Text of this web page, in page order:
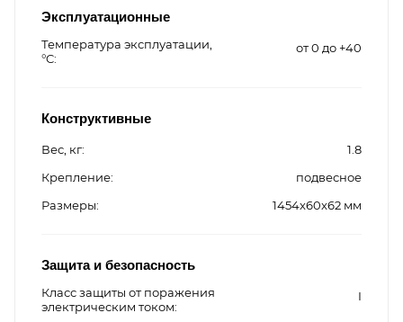
Эксплуатационные
Температура эксплуатации,
°C
от 0 до +40
Конструктивные
Вес, кг
1.8
Крепление
подвесное
Размеры
1454x60x62 мм
Защита и безопасность
Класс защиты от поражения
электрическим током
I